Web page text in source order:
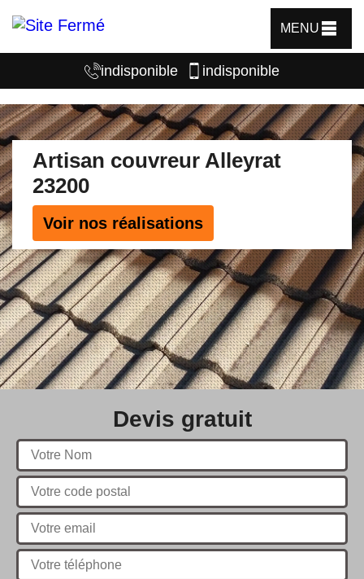
MENU
indisponible indisponible
Artisan couvreur Alleyrat
23200
Voir nos réalisations
Devis gratuit